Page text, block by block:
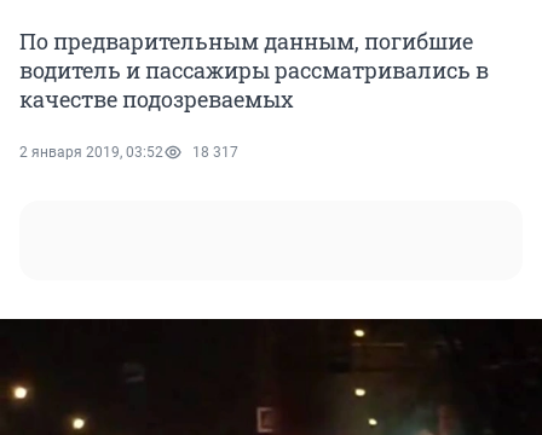
По предварительным данным, погибшие
водитель и пассажиры рассматривались в
качестве подозреваемых
2 января 2019, 03:52 18 317